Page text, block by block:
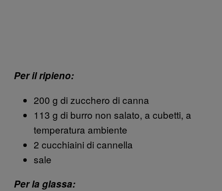
Per il ripieno:
200 g di zucchero di canna
113 g di burro non salato, a cubetti, a
temperatura ambiente
2 cucchiaini di cannella
sale
Per la glassa: